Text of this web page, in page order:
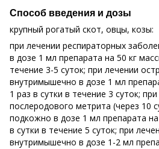
Способ введения и дозы
крупный рогатый скот, овцы, козы:
при лечении респираторных
в дозе 1 мл препарата на 50 кг
течение 3-5 суток; при лечении
внутримышечно в дозе 1 мл
1 раз в сутки в течение 3 суток;
послеродового метрита (через 10
подкожно в дозе 1 мл препарата
в сутки в течение 5 суток; при
внутримышечно в дозе 1-2 мл